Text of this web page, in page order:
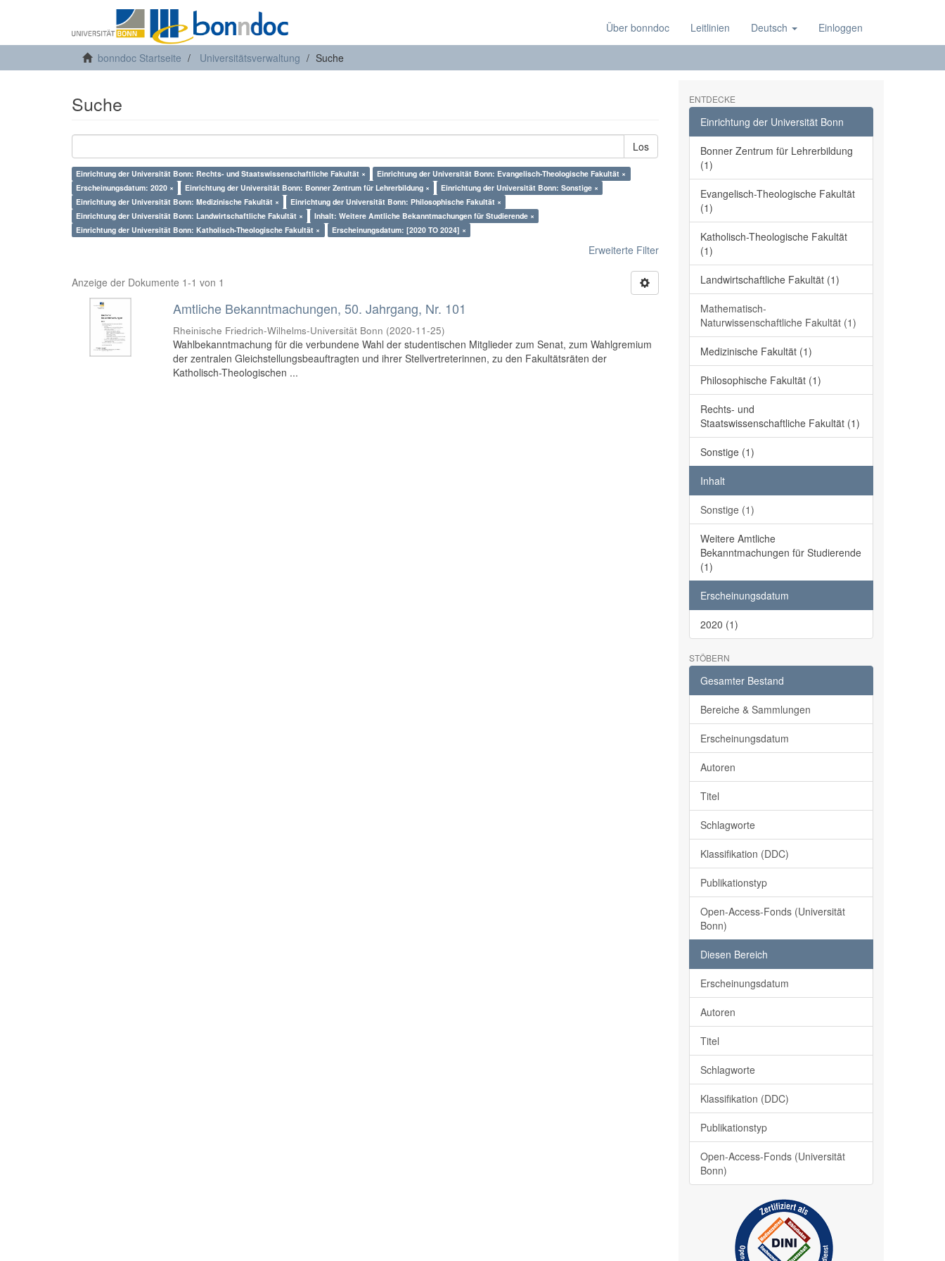
Über bonndoc Leitlinien Deutsch Einloggen
bonndoc Startseite Universitätsverwaltung Suche
Suche
Los
Einrichtung der Universität Bonn: Rechts- und Staatswissenschaftliche Fakultät ×
Einrichtung der Universität Bonn: Evangelisch-Theologische Fakultät ×
Erscheinungsdatum: 2020 ×
Einrichtung der Universität Bonn: Bonner Zentrum für Lehrerbildung ×
Einrichtung der Universität Bonn: Sonstige ×
Einrichtung der Universität Bonn: Medizinische Fakultät ×
Einrichtung der Universität Bonn: Philosophische Fakultät ×
Einrichtung der Universität Bonn: Landwirtschaftliche Fakultät ×
Inhalt: Weitere Amtliche Bekanntmachungen für Studierende ×
Einrichtung der Universität Bonn: Katholisch-Theologische Fakultät ×
Erscheinungsdatum: [2020 TO 2024] ×
Erweiterte Filter
Anzeige der Dokumente 1-1 von 1
Amtliche Bekanntmachungen, 50. Jahrgang, Nr. 101
Rheinische Friedrich-Wilhelms-Universität Bonn (2020-11-25)
Wahlbekanntmachung für die verbundene Wahl der studentischen Mitglieder zum Senat, zum Wahlgremium
der zentralen Gleichstellungsbeauftragten und ihrer Stellvertreterinnen, zu den Fakultätsräten der
Katholisch-Theologischen ...
ENTDECKE
Einrichtung der Universität Bonn
Bonner Zentrum für Lehrerbildung
(1)
Evangelisch-Theologische Fakultät
(1)
Katholisch-Theologische Fakultät
(1)
Landwirtschaftliche Fakultät (1)
Mathematisch-
Naturwissenschaftliche Fakultät (1)
Medizinische Fakultät (1)
Philosophische Fakultät (1)
Rechts- und
Staatswissenschaftliche Fakultät (1)
Sonstige (1)
Inhalt
Sonstige (1)
Weitere Amtliche
Bekanntmachungen für Studierende
(1)
Erscheinungsdatum
2020 (1)
STÖBERN
Gesamter Bestand
Bereiche & Sammlungen
Erscheinungsdatum
Autoren
Titel
Schlagworte
Klassifikation (DDC)
Publikationstyp
Open-Access-Fonds (Universität
Bonn)
Diesen Bereich
Erscheinungsdatum
Autoren
Titel
Schlagworte
Klassifikation (DDC)
Publikationstyp
Open-Access-Fonds (Universität
Bonn)